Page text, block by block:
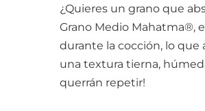
¿Quieres un grano que
Grano Medio Mahatma®,
durante la cocción, lo que
una textura tierna,
querrán repetir!